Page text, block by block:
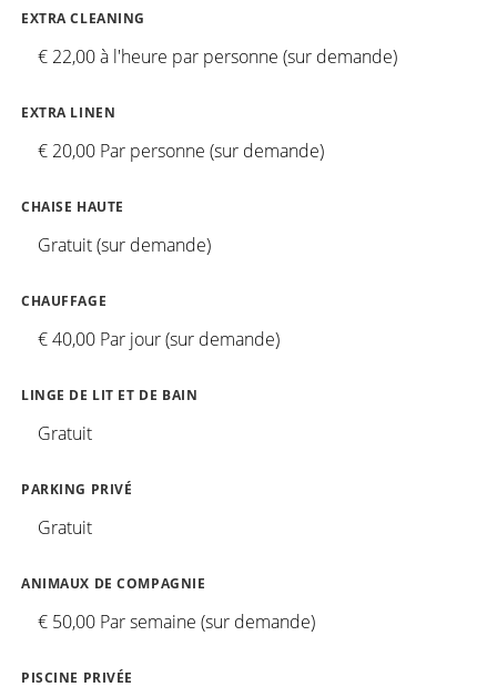
EXTRA CLEANING
€ 22,00 à l'heure par personne (sur demande)
EXTRA LINEN
€ 20,00 Par personne (sur demande)
CHAISE HAUTE
Gratuit (sur demande)
CHAUFFAGE
€ 40,00 Par jour (sur demande)
LINGE DE LIT ET DE BAIN
Gratuit
PARKING PRIVÉ
Gratuit
ANIMAUX DE COMPAGNIE
€ 50,00 Par semaine (sur demande)
PISCINE PRIVÉE